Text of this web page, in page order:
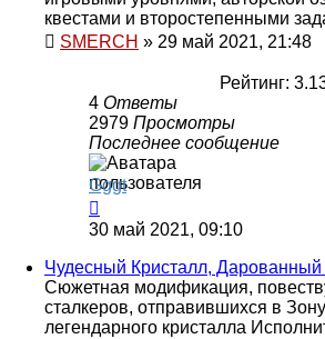
квестами и второстепенными
SMERCH » 29 май 2021, 21:48
Рейтинг:
4 Ответы
2979 Просмотры
Последнее сообщение
Gggt
30 май 2021, 09:10
Чудесный Кристалл,
Сюжетная модификация,
сталкеров, отправившихся в
легендарного кристалла